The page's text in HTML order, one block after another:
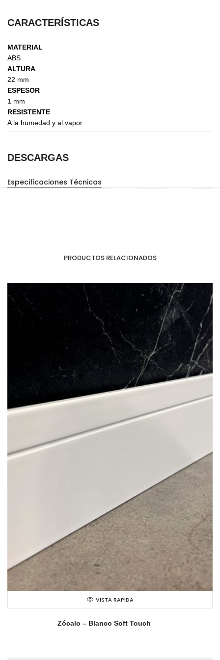
CARACTERÍSTICAS
MATERIAL
ABS
ALTURA
22 mm
ESPESOR
1 mm
RESISTENTE
A la humedad y al vapor
DESCARGAS
Especificaciones Técnicas
PRODUCTOS RELACIONADOS
VISTA RAPIDA
Zócalo – Blanco Soft Touch